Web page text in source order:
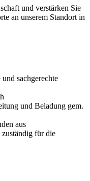
und verstärken Sie
an unserem Standort in
sachgerechte
und Beladung gem.
aus
zuständig für die